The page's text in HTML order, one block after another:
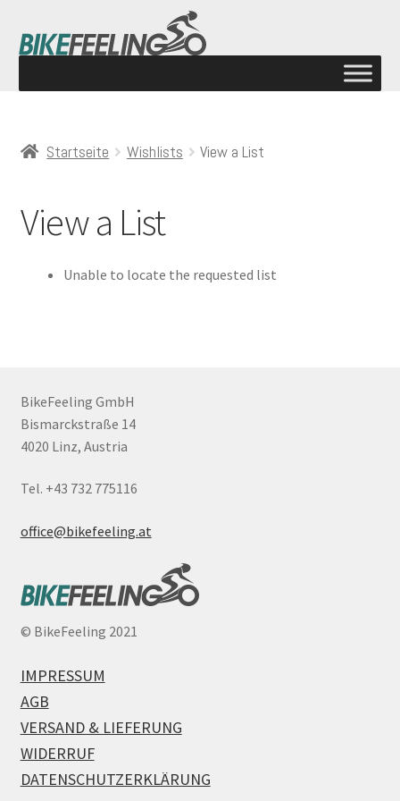
Startseite Wishlists View a List
View a List
Unable to locate the requested list
BikeFeeling GmbH
Bismarckstraße 14
4020 Linz, Austria
Tel. +43 732 775116
office@bikefeeling.at
© BikeFeeling 2021
IMPRESSUM
AGB
VERSAND & LIEFERUNG
WIDERRUF
DATENSCHUTZERKLÄRUNG